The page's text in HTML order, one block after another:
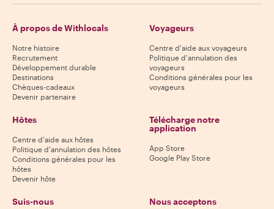
À propos de Withlocals
Notre histoire
Recrutement
Développement durable
Destinations
Chèques-cadeaux
Devenir partenaire
Voyageurs
Centre d'aide aux voyageurs
Politique d'annulation des
voyageurs
Conditions générales pour les
voyageurs
Hôtes
Centre d'aide aux hôtes
Politique d'annulation des hôtes
Conditions générales pour les
hôtes
Devenir hôte
Télécharge notre
application
App Store
Google Play Store
Suis-nous Nous acceptons